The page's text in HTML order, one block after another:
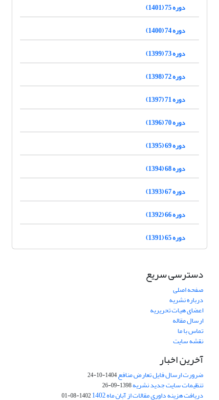
دوره 75 (1401)
دوره 74 (1400)
دوره 73 (1399)
دوره 72 (1398)
دوره 71 (1397)
دوره 70 (1396)
دوره 69 (1395)
دوره 68 (1394)
دوره 67 (1393)
دوره 66 (1392)
دوره 65 (1391)
دسترسی سریع
صفحه اصلی
درباره نشریه
اعضای هیات تحریریه
ارسال مقاله
تماس با ما
نقشه سایت
آخرین اخبار
ضرورت ارسال فایل تعارض منافع1404-10-24
تنظیمات سایت جدید نشریه1398-09-26
دریافت هزینه داوری مقالات از آبان ماه 1402 1402-08-01